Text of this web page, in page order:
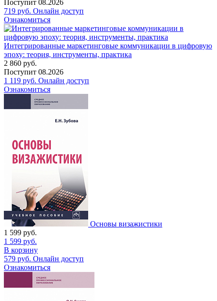
Поступит 08.2026
719 руб. Онлайн доступ
Ознакомиться
Интегрированные маркетинговые коммуникации в цифровую
эпоху: теория, инструменты, практика
2 860 руб.
Поступит 08.2026
1 119 руб. Онлайн доступ
Ознакомиться
Основы визажистики
1 599 руб.
1 599 руб.
В корзину
579 руб. Онлайн доступ
Ознакомиться